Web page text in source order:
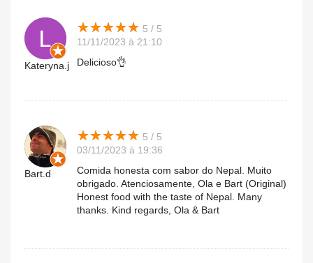
Kateryna.j
★★★★★
★★★★★ 5 / 5
11/11/2023 à 21:10
Delicioso👌
Bart.d
★★★★★
★★★★★ 5 / 5
03/11/2023 à 19:36
Comida honesta com sabor do Nepal. Muito
obrigado. Atenciosamente, Ola e Bart (Original)
Honest food with the taste of Nepal. Many
thanks. Kind regards, Ola & Bart